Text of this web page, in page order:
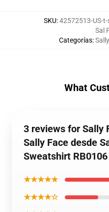
SKU:42572513-US-t-
Categorías:
Sal
What
3 reviews for Sally
Sally Face desde
Sweatshirt RB0106
★★★★★
★★★★☆